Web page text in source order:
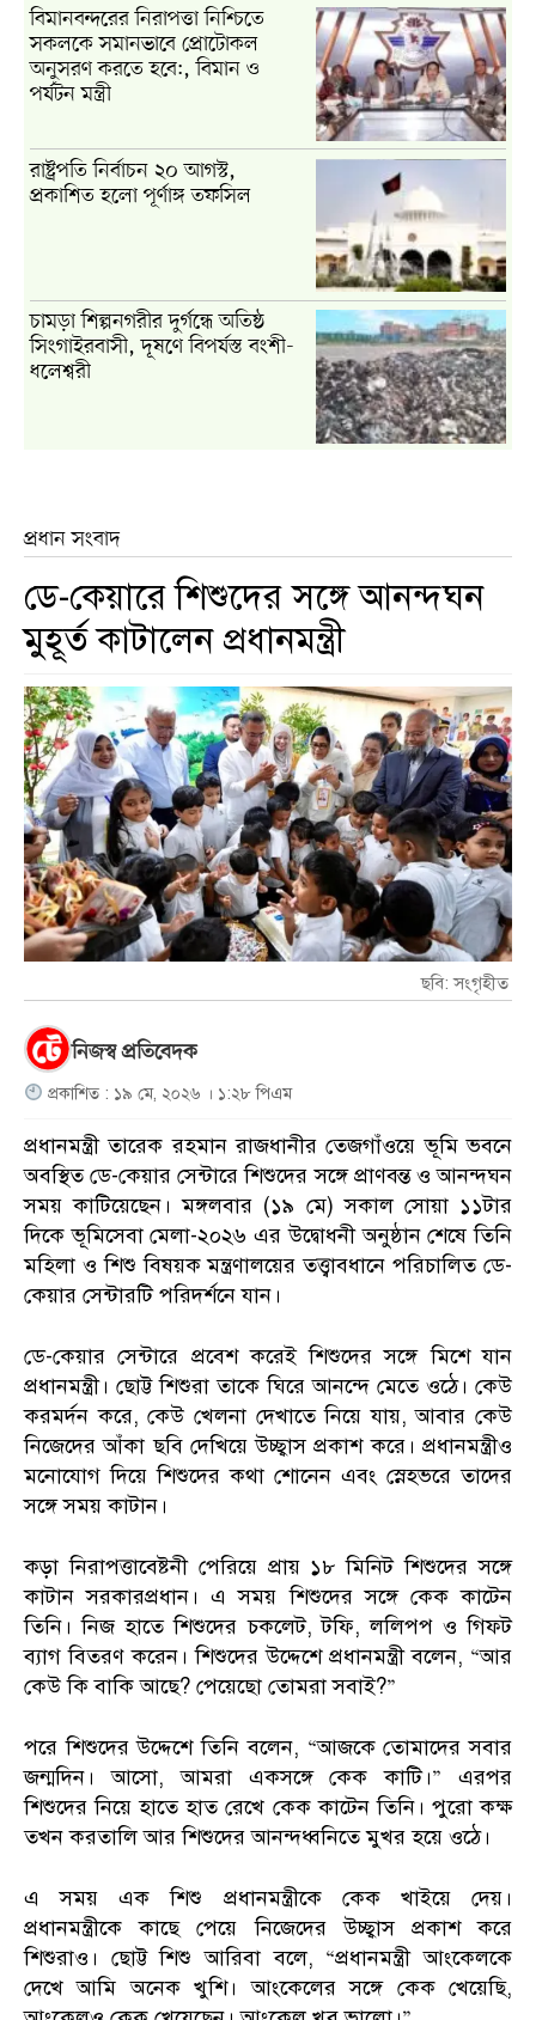
বিমানবন্দরের নিরাপত্তা নিশ্চিতে
সকলকে সমানভাবে প্রোটোকল
অনুসরণ করতে হবে:, বিমান ও
পর্যটন মন্ত্রী
রাষ্ট্রপতি নির্বাচন ২০ আগস্ট,
প্রকাশিত হলো পূর্ণাঙ্গ তফসিল
চামড়া শিল্পনগরীর দুর্গন্ধে অতিষ্ঠ
সিংগাইরবাসী, দূষণে বিপর্যস্ত বংশী-
ধলেশ্বরী